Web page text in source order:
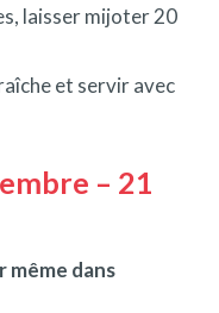
laisser mijoter 20
et servir avec
– 21
même dans